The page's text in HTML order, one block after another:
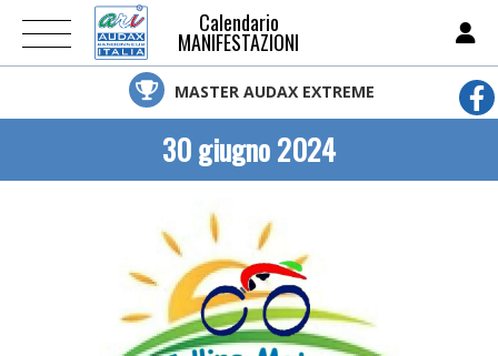
Calendario
MANIFESTAZIONI
MASTER AUDAX EXTREME
30 giugno 2024